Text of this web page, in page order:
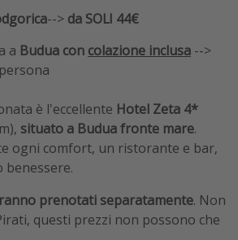
--> da SOLI 44€
a Budua con colazione inclusa -->
è l'eccellente Hotel Zeta 4*
situato a Budua fronte mare.
ogni comfort, un ristorante e bar,
benessere.
prenotati separatamente. Non
questi prezzi non possono che